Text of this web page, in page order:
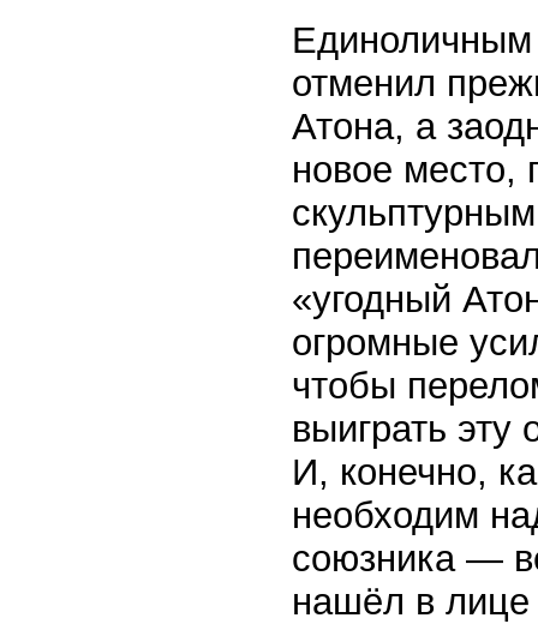
Единоличным
отменил
Атона, а
новое место,
«угодный
огромные
чтобы
выиграть эту
И, конечно,
необходим
союзника —
нашёл в